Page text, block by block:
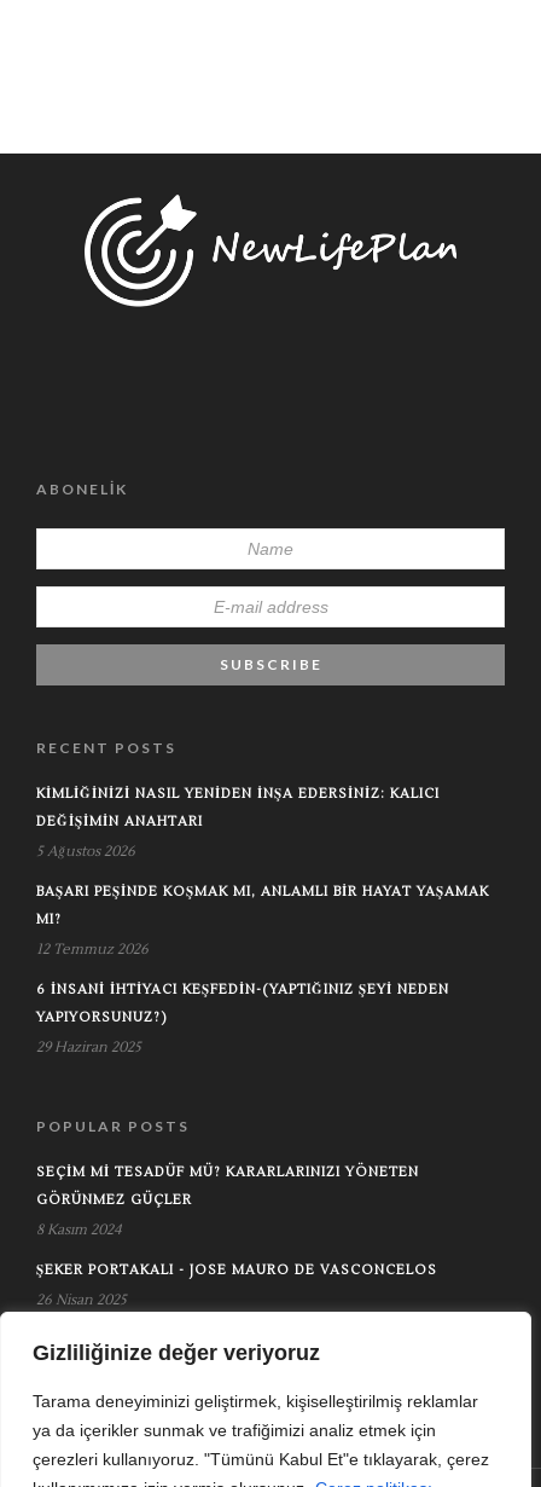
Gizliliğinize değer veriyoruz
Tarama deneyiminizi geliştirmek, kişiselleştirilmiş reklamlar
ya da içerikler sunmak ve trafiğimizi analiz etmek için
çerezleri kullanıyoruz. "Tümünü Kabul Et"e tıklayarak, çerez
ABONELIK
RECENT POSTS
KIMLIĞINIZI NASIL YENIDEN İNŞA EDERSINIZ: KALICI
DEĞIŞIMIN ANAHTARI
5 Ağustos 2026
BAŞARI PEŞINDE KOŞMAK MI, ANLAMLI BIR HAYAT YAŞAMAK
MI?
12 Temmuz 2026
6 İNSANI İHTIYACI KEŞFEDIN-(YAPTIĞINIZ ŞEYI NEDEN
YAPIYORSUNUZ?)
29 Haziran 2025
POPULAR POSTS
SEÇIM MI TESADÜF MÜ? KARARLARINIZI YÖNETEN
GÖRÜNMEZ GÜÇLER
8 Kasım 2024
ŞEKER PORTAKALI - JOSE MAURO DE VASCONCELOS
26 Nisan 2025
NLP'NIN EN ÖNEMLI 10 İLKESI
12 Mayıs 2024